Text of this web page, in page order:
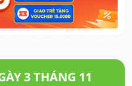
3 THÁNG 11